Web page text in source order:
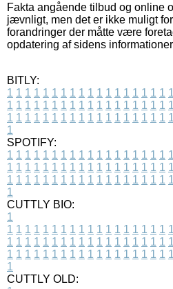
Fakta angående tilbud og online
jævnligt, men det er ikke muligt
forandringer der måtte være
opdatering af sidens
BITLY:
1 1 1 1 1 1 1 1 1 1 1 1 1 1 1 1 1 1 1
1 1 1 1 1 1 1 1 1 1 1 1 1 1 1 1 1 1 1
1 1 1 1 1 1 1 1 1 1 1 1 1 1 1 1 1 1 1
1
SPOTIFY:
1 1 1 1 1 1 1 1 1 1 1 1 1 1 1 1 1 1 1
1 1 1 1 1 1 1 1 1 1 1 1 1 1 1 1 1 1 1
1 1 1 1 1 1 1 1 1 1 1 1 1 1 1 1 1 1 1
1
CUTTLY BIO:
1
1 1 1 1 1 1 1 1 1 1 1 1 1 1 1 1 1 1 1
1 1 1 1 1 1 1 1 1 1 1 1 1 1 1 1 1 1 1
1 1 1 1 1 1 1 1 1 1 1 1 1 1 1 1 1 1 1
1
CUTTLY OLD: